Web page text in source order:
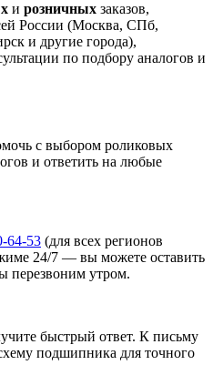
и розничных заказов,
России (Москва, СПб,
и другие города),
по подбору аналогов и
с выбором роликовых
и ответить на любые
64-53 (для всех регионов
24/7 — вы можете оставить
перезвоним утром.
быстрый ответ. К письму
подшипника для точного